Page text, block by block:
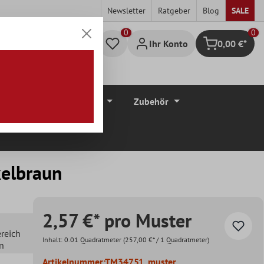
Newsletter Ratgeber Blog SALE
Ihr Konto Warenkorb
0
0,00 €*
Zubehör
2,57 €* pro Muster
Inhalt: 0.01 Quadratmeter (257,00 €* / 1 Quadratmeter)
Artikelnummer:TM34751_muster